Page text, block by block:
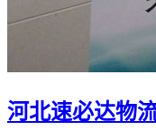
河北速必达物